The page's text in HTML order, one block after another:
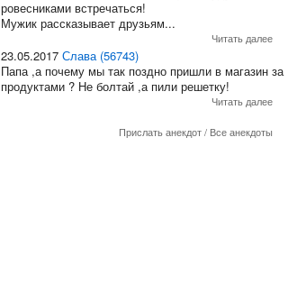
ровесниками встречаться!
Мужик рассказывает друзьям...
Читать далее
23.05.2017 Слава (56743)
Папа ,а почему мы так поздно пришли в магазин за
продуктами ? Не болтай ,а пили решетку!
Читать далее
Прислать анекдот/ Все анекдоты